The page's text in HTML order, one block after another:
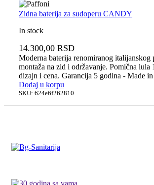
Zidna baterija za sudoperu CANDY
In stock
14.300,00 RSD
Moderna baterija renomiranog italijanskog
montaža na zid i održavanje. Pomična lula
dizajn i cena. Garancija 5 godina - Made
Dodaj u korpu
SKU: 624e6f262810